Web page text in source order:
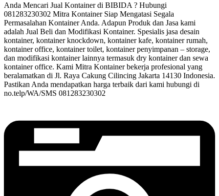
Anda Mencari Jual Kontainer di BIBIDA ? Hubungi
081283230302 Mitra Kontainer Siap Mengatasi Segala
Permasalahan Kontainer Anda. Adapun Produk dan Jasa kami
adalah Jual Beli dan Modifikasi Kontainer. Spesialis jasa desain
kontainer, kontainer knockdown, kontainer kafe, kontainer rumah,
kontainer office, kontainer toilet, kontainer penyimpanan – storage,
dan modifikasi kontainer lainnya termasuk dry kontainer dan sewa
kontainer office. Kami Mitra Kontainer bekerja profesional yang
beralamatkan di Jl. Raya Cakung Cilincing Jakarta 14130 Indonesia.
Pastikan Anda mendapatkan harga terbaik dari kami hubungi di
no.telp/WA/SMS 081283230302